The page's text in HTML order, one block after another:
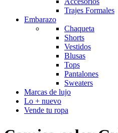
Trajes Formales
Embarazo
Chaqueta
Shorts
Vestidos
Blusas
Tops
Pantalones
Sweaters
Marcas de lujo
Lo + nuevo
Vende tu ropa